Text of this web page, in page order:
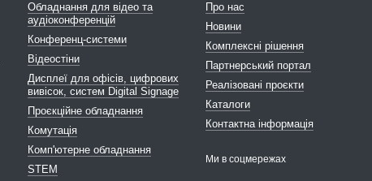
Обладнання для відео та
аудіоконференцій
Конференц-системи
Відеостіни
Дисплеї для офісів, цифрових
вивісок, систем Digital Signage
Проєкційне обладнання
Комутація
Комп'ютерне обладнання
STEM
Про нас
Новини
Комплексні рішення
Партнерський портал
Реалізовані проєкти
Каталоги
Контактна інформація
Ми в соцмережах